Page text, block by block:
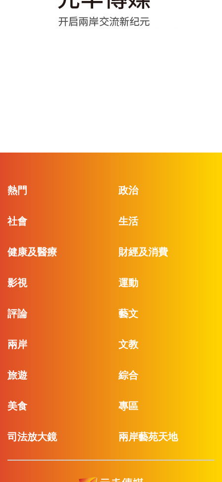
熱門 政治
社會 生活
健康及醫療 財經及消費
影視 運動
評論 藝文
兩岸 文教
旅遊 綜合
美食 專區
司法放大鏡 兩岸藝苑天地